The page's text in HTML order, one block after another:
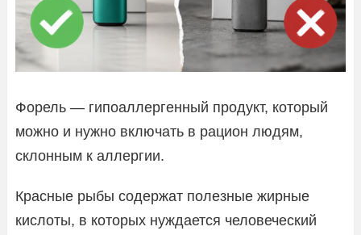
Форель — гипоаллергенный продукт, который
можно и нужно включать в рацион людям,
склонным к аллергии.
Красные рыбы содержат полезные жирные
кислоты, в которых нуждается человеческий